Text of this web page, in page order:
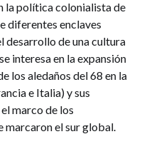
la política colonialista de
diferentes enclaves
desarrollo de una cultura
interesa en la expansión
los aledaños del 68 en la
e Italia) y sus
marco de los
marcaron el sur global.